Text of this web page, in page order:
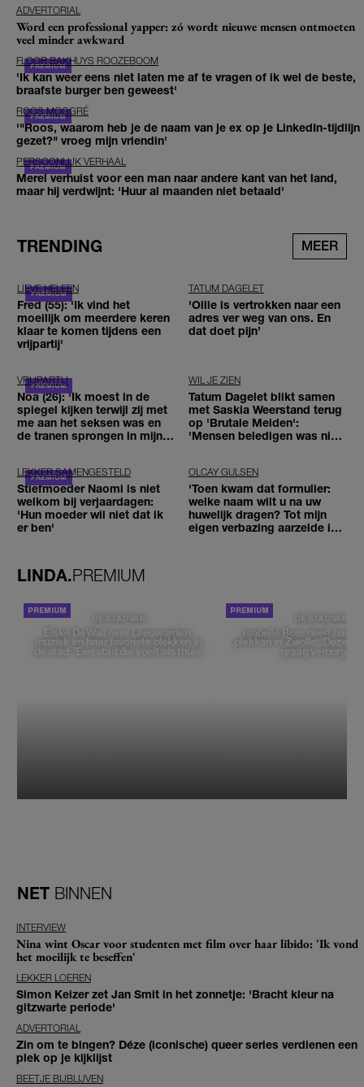
ADVERTORIAL
Word een professional yapper: zó wordt nieuwe mensen ontmoeten
veel minder awkward
FLOOR BAKHUYS ROOZEBOOM
'Ik kan weer eens niet laten me af te vragen of ik wel de beste,
braafste burger ben geweest'
ROOS MOGGRÉ
'"Roos, waarom heb je de naam van je ex op je LinkedIn-tijdlijn
gezet?" vroeg mijn vriendin'
PERSOONLIJK VERHAAL
Merel verhuist voor een man naar andere kant van het land,
maar hij verdwijnt: 'Huur al maanden niet betaald'
TRENDING MEER
LIEVE HELEEN
Fred (55): 'Ik vind het
moeilijk om meerdere keren
klaar te komen tijdens een
vrijpartij'
TATUM DAGELET
'Ollie is vertrokken naar een
adres ver weg van ons. En
dat doet pijn’
VRIJPARTIJ
Noa (26): 'Ik moest in de
spiegel kijken terwijl zij met
me aan het seksen was en
de tranen sprongen in mijn
WIL JE ZIEN
Tatum Dagelet blikt samen
met Saskia Weerstand terug
op 'Brutale Meiden':
'Mensen beledigen was niet
LEKKER SAMENGESTELD
Stiefmoeder Naomi is niet
welkom bij verjaardagen:
'Hun moeder wil niet dat ik
er ben'
OLCAY GULSEN
'Toen kwam dat formulier:
welke naam wilt u na uw
huwelijk dragen? Tot mijn
eigen verbazing aarzelde ik
LINDA.PREMIUM
DE STAD VAN
Elske DeWall over Leeuwarden,
muziek en haar favoriete plekken in
de stad: 'Een stad die voelt als thuis'
DE STAD VAN
Isabelle Boer deelt haar
plekken in Zwolle: 'Deze
graag verborgen'
NET BINNEN
INTERVIEW
Nina wint Oscar voor studenten met film over haar libido: 'Ik vond
het moeilijk te beseffen'
LEKKER LOEREN
Simon Keizer zet Jan Smit in het zonnetje: 'Bracht kleur na
gitzwarte periode'
ADVERTORIAL
Zin om te bingen? Déze (iconische) queer series verdienen een
plek op je kijklijst
BEETJE BIJBLIJVEN